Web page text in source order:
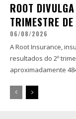
ROOT
TRIMESTRE
06/08/2026
A Root Insurance,
resultados do 2º
aproximadamente